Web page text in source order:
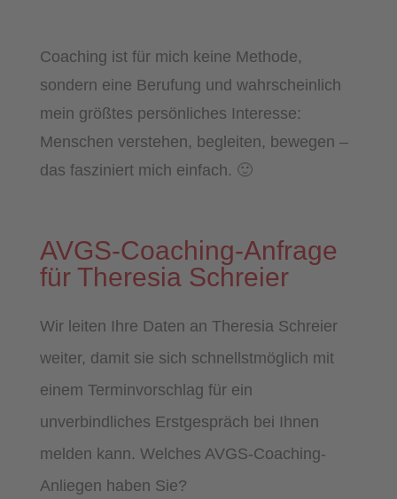
Coaching ist für mich keine Methode,
sondern eine Berufung und wahrscheinlich
mein größtes persönliches Interesse:
Menschen verstehen, begleiten, bewegen –
das fasziniert mich einfach. 🙂
AVGS-Coaching-Anfrage
für Theresia Schreier
Wir leiten Ihre Daten an Theresia Schreier
weiter, damit sie sich schnellstmöglich mit
einem Terminvorschlag für ein
unverbindliches Erstgespräch bei Ihnen
melden kann. Welches AVGS-Coaching-
Anliegen haben Sie?